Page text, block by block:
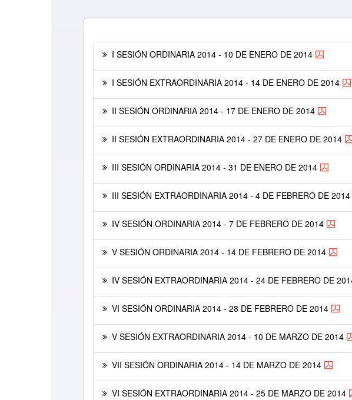
I SESIÓN ORDINARIA 2014 - 10 DE ENERO DE 2014
I SESIÓN EXTRAORDINARIA 2014 - 14 DE ENERO DE 2014
II SESIÓN ORDINARIA 2014 - 17 DE ENERO DE 2014
II SESIÓN EXTRAORDINARIA 2014 - 27 DE ENERO DE 2014
III SESIÓN ORDINARIA 2014 - 31 DE ENERO DE 2014
III SESIÓN EXTRAORDINARIA 2014 - 4 DE FEBRERO DE 2014
IV SESIÓN ORDINARIA 2014 - 7 DE FEBRERO DE 2014
V SESIÓN ORDINARIA 2014 - 14 DE FEBRERO DE 2014
IV SESIÓN EXTRAORDINARIA 2014 - 24 DE FEBRERO DE
VI SESIÓN ORDINARIA 2014 - 28 DE FEBRERO DE 2014
V SESIÓN EXTRAORDINARIA 2014 - 10 DE MARZO DE 2014
VII SESIÓN ORDINARIA 2014 - 14 DE MARZO DE 2014
VI SESIÓN EXTRAORDINARIA 2014 - 25 DE MARZO DE 2014